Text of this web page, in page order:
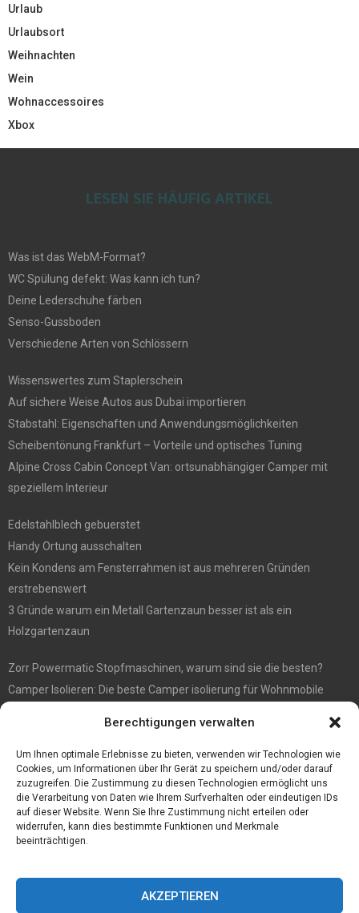
Berechtigungen verwalten
Um Ihnen optimale Erlebnisse zu bieten, verwenden wir Technologien wie
Cookies, um Informationen über Ihr Gerät zu speichern und/oder darauf
zuzugreifen. Die Zustimmung zu diesen Technologien ermöglicht uns
die Verarbeitung von Daten wie Ihrem Surfverhalten oder eindeutigen IDs
auf dieser Website. Wenn Sie Ihre Zustimmung nicht erteilen oder
widerrufen, kann dies bestimmte Funktionen und Merkmale
beeinträchtigen.
AKZEPTIEREN
Urlaub
Urlaubsort
Weihnachten
Wein
Wohnaccessoires
Xbox
LESEN SIE HÄUFIG ARTIKEL
Was ist das WebM-Format?
WC Spülung defekt: Was kann ich tun?
Deine Lederschuhe färben
Senso-Gussboden
Verschiedene Arten von Schlössern
Wissenswertes zum Staplerschein
Auf sichere Weise Autos aus Dubai importieren
Stabstahl: Eigenschaften und Anwendungsmöglichkeiten
Scheibentönung Frankfurt – Vorteile und optisches Tuning
Alpine Cross Cabin Concept Van: ortsunabhängiger Camper mit
speziellem Interieur
Edelstahlblech gebuerstet
Handy Ortung ausschalten
Kein Kondens am Fensterrahmen ist aus mehreren Gründen
erstrebenswert
3 Gründe warum ein Metall Gartenzaun besser ist als ein
Holzgartenzaun
Zorr Powermatic Stopfmaschinen, warum sind sie die besten?
Camper Isolieren: Die beste Camper isolierung für Wohnmobile
Immobilienmakler Gökay Gündüz
Masterarbeit auf Englisch: Anleitung zum Verfassen